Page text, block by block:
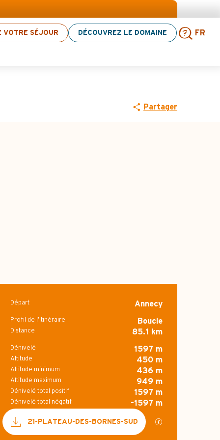
VOTRE SÉJOUR DÉCOUVREZ LE DOMAINE FR
sélection d’activités ! > cliquez ici
Partager
Informations
Départ Annecy
Profil de l’itinéraire Boucle
Distance 85.1 km
Dénivelé 1597 m
Altitude 450 m
Altitude minimum 436 m
Altitude maximum 949 m
Dénivelé total positif 1597 m
Dénivelé total négatif -1597 m
Documentation
21-PLATEAU-DES-BORNES-SUD